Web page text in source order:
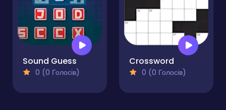
Sound Guess
0 (0 Голосів)
Crossword
0 (0 Голосів)